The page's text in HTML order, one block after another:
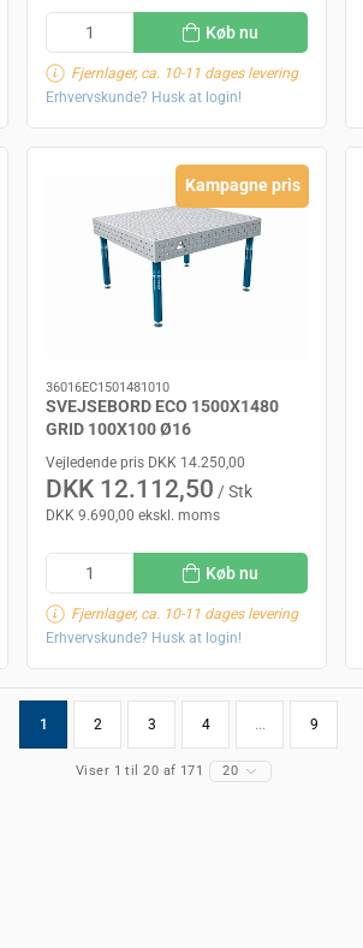
Køb nu
Fjernlager, ca. 10-11 dages levering
Erhvervskunde? Husk at login!
Kampagne pris
36016EC1501481010
SVEJSEBORD ECO 1500X1480
GRID 100X100 Ø16
Vejledende pris DKK 14.250,00
DKK 12.112,50 / Stk
DKK 9.690,00 ekskl. moms
Køb nu
Fjernlager, ca. 10-11 dages levering
Erhvervskunde? Husk at login!
1 2 3 4 ... 9
Viser 1 til 20 af 171 20